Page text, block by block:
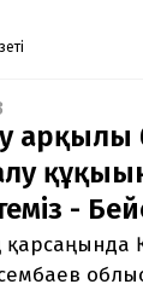
ай сайын
Жаңа
жіберіледі.
жібереміз.
-
облыс